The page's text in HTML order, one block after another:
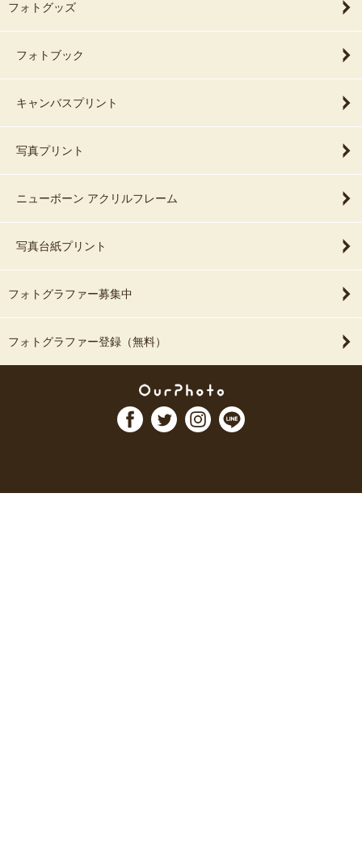
フォトグッズ
フォトブック
キャンバスプリント
写真プリント
ニューボーン アクリルフレーム
写真台紙プリント
フォトグラファー募集中
フォトグラファー登録（無料）